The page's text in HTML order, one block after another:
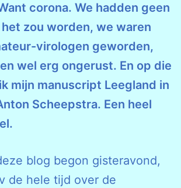
corona. We hadden geen
zou worden, we waren
virologen geworden,
wel erg ongerust. En op die
mijn manuscript Leegland in
Scheepstra. Een heel
blog begon gisteravond,
de hele tijd over de